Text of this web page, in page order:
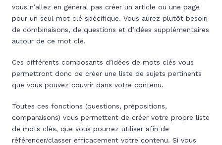
vous n’allez en général pas créer un article ou une page
pour un seul mot clé spécifique. Vous aurez plutôt besoin
de combinaisons, de questions et d’idées supplémentaires
autour de ce mot clé.
Ces différents composants d’idées de mots clés vous
permettront donc de créer une liste de sujets pertinents
que vous pouvez couvrir dans votre contenu.
Toutes ces fonctions (questions, prépositions,
comparaisons) vous permettent de créer votre propre liste
de mots clés, que vous pourrez utiliser afin de
référencer/classer efficacement votre contenu. Si vous